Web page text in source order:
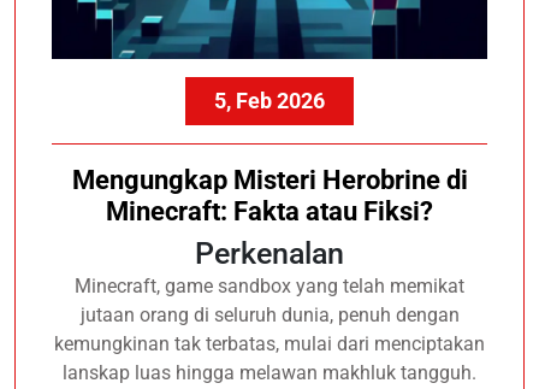
5, Feb 2026
Mengungkap Misteri Herobrine di
Minecraft: Fakta atau Fiksi?
Perkenalan
Minecraft, game sandbox yang telah memikat
jutaan orang di seluruh dunia, penuh dengan
kemungkinan tak terbatas, mulai dari menciptakan
lanskap luas hingga melawan makhluk tangguh.